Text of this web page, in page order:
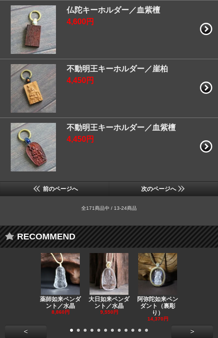
仏陀キーホルダー／血紫檀
4,600円
不動明王キーホルダー／崖柏
4,450円
不動明王キーホルダー／血紫檀
4,450円
前のページへ 次のページへ
全171商品中 / 13-24商品
RECOMMEND
薬師如来ペンダ
ント／水晶
8,860円
大日如来ペンダ
ント／水晶
9,550円
阿弥陀如来ペン
ダント（裏彫
り）
14,370円
< >